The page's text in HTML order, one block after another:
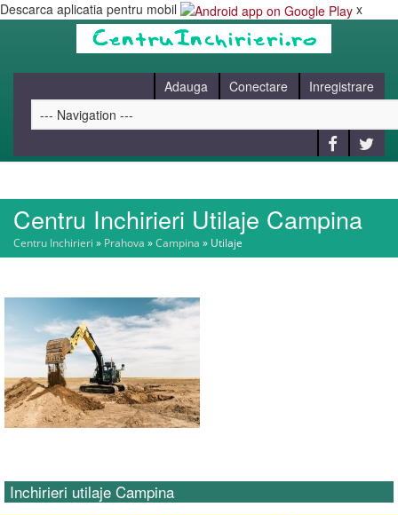
Descarca aplicatia pentru mobil x
Adauga Conectare Inregistrare
HOME
BLOG
CONTACT
Centru Inchirieri Utilaje Campina
Centru Inchirieri » Prahova »Campina » Utilaje
Inchirieri utilaje Campina